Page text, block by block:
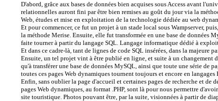
D'abord, grâce aux bases de données bien acquises sous Access avant
relationnelles auront fini par être bien remises au goût du jour via la
Web, études et mise en exploitation de la technologie dédiée au web
Et pour commencer, ce fut un projet à un stade local sous Wampserver,
la méthode Merise. Ensuite, elle fut transformée en une base de données
faite tourner à partir du langage SQL. Langage informatique dédié à
Et dans ce cadre-là, tant de lignes de code SQL insérées, dans la majeure
Ensuite, un tel projet vint à être publié en ligne, et suite à un changement
qu'à transférer une base de données MySQL, ainsi que toute une série de
toutes ces pages Web dynamiques tournent toujours et encore en
Enfin, sans oublier la page d'accueil et certaines pages de recherche et de
pages Web dynamiques, au format .PHP, sont là pour nous permettre
site touristique. Photos pouvant être, par la suite, visionnées à partir de